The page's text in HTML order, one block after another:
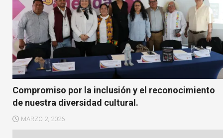
Compromiso por la inclusión y el reconocimiento
de nuestra diversidad cultural.
MARZO 2, 2026